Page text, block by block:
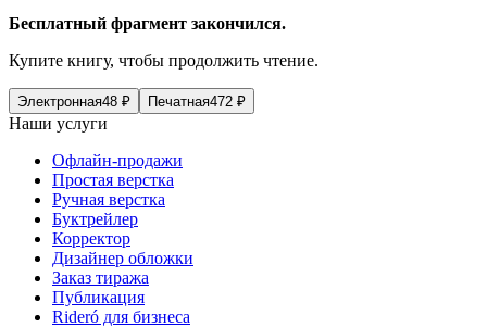
Бесплатный фрагмент закончился.
Купите книгу, чтобы продолжить чтение.
Электронная48 ₽ Печатная472 ₽
Наши услуги
Офлайн-продажи
Простая верстка
Ручная верстка
Буктрейлер
Корректор
Дизайнер обложки
Заказ тиража
Публикация
Rideró для бизнеса